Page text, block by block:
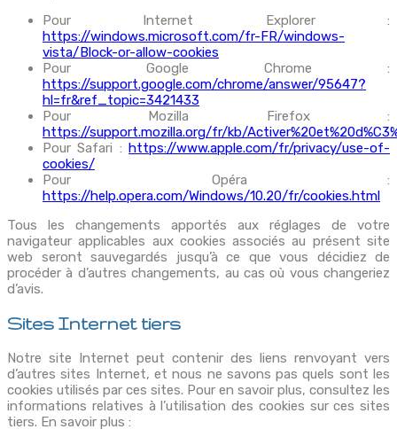
Pour Internet Explorer :
https://windows.microsoft.com/fr-FR/windows-
vista/Block-or-allow-cookies
Pour Google Chrome :
https://support.google.com/chrome/answer/95647?
hl=fr&ref_topic=3421433
Pour Mozilla Firefox :
https://support.mozilla.org/fr/kb/
Pour Safari : https://www.apple.com/fr/privacy/use-of-
cookies/
Pour Opéra :
https://help.opera.com/Windows/10.20/fr/cookies.html
Tous les changements apportés aux réglages de votre
navigateur applicables aux cookies associés au présent site
web seront sauvegardés jusqu’à ce que vous décidiez de
procéder à d’autres changements, au cas où vous changeriez
d’avis.
Sites Internet tiers
Notre site Internet peut contenir des liens renvoyant vers
d’autres sites Internet, et nous ne savons pas quels sont les
cookies utilisés par ces sites. Pour en savoir plus, consultez les
informations relatives à l’utilisation des cookies sur ces sites
tiers. En savoir plus :